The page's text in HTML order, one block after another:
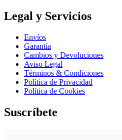
Legal y Servicios
Envíos
Garantía
Cambios y Devoluciones
Aviso Legal
Términos & Condiciones
Política de Privacidad
Política de Cookies
Suscríbete